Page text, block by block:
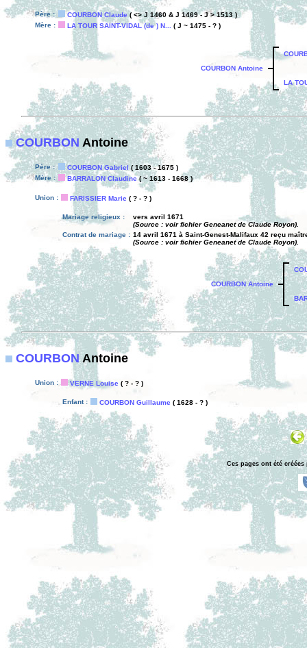
Père : COURBON Claude ( <> J 1460 & J 1469 - J > 1513 )
Mère :
LA TOUR SAINT-VIDAL (de ) N... ( J ~ 1475 - ? )
COURBON Antoine
LA
COURBON Antoine
Père : COURBON Gabriel( 1603 - 1675 )
Mère :
BARRALON Claudine( ~ 1613 - 1668 )
Union : FARISSIER Marie ( ? - ? )
Mariage religieux :
vers avril 1671
(Source : voir fichier Geneanet de Claude Royon).
Contrat de mariage : 14 avril 1671 à Saint-Genest-Malifaux 42 reçu
(Source : voir fichier Geneanet de Claude Royon).
COURBON Antoine
COURBONAntoine
Union : VERNE Louise ( ? - ? )
Enfant : COURBON Guillaume ( 1628 - ? )
Ces pages ont été